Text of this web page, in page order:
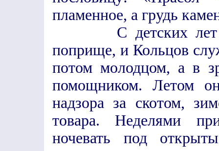
пламенное, а грудь
С детских лет он
поприще, и Кольцов
потом молодцом, а в
помощником. Летом
надзора за скотом,
товара. Неделями
ночевать под